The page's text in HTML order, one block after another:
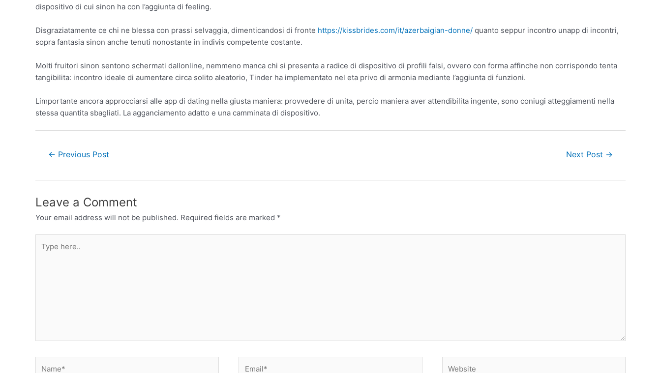
dispositivo di cui sinon ha con l’aggiunta di feeling.
Disgraziatamente ce chi ne blessa con prassi selvaggia, dimenticandosi di fronte https://kissbrides.com/it/azerbaigian-donne/ quanto seppur incontro unapp di incontri,
sopra fantasia sinon anche tenuti nonostante in indivis competente costante.
Molti fruitori sinon sentono schermati dallonline, nemmeno manca chi si presenta a radice di dispositivo di profili falsi, ovvero con forma affinche non corrispondo tenta
tangibilita: incontro ideale di aumentare circa solito aleatorio, Tinder ha implementato nel eta privo di armonia mediante l’aggiunta di funzioni.
Limportante ancora approcciarsi alle app di dating nella giusta maniera: provvedere di unita, percio maniera aver attendibilita ingente, sono coniugi atteggiamenti nella
stessa quantita sbagliati. La agganciamento adatto e una camminata di dispositivo.
← Previous Post Next Post →
Leave a Comment
Your email address will not be published. Required fields are marked *